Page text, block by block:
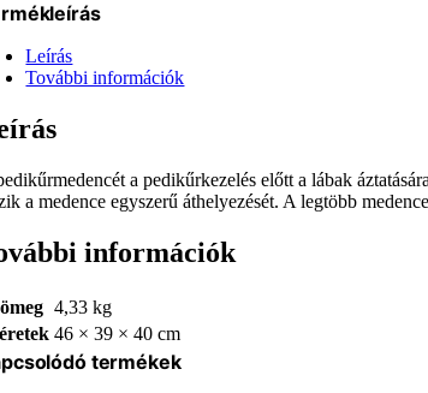
Leírás
További információk
a pedikűrkezelés előtt a lábak
a medence egyszerű áthelyezését. A legtöbb
információk
4,33 kg
46 × 39 × 40 cm
termékek